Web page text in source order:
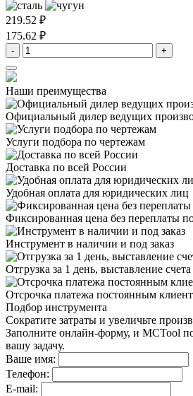
219.52 ₽
175.62 ₽
- +
Наши преимущества
Официальный дилер ведущих
Услуги подбора по чертежам
Доставка по всей России
Удобная оплата для юридических лиц
Фиксированная цена без переплаты
Инструмент в наличии и под заказ
Отгрузка за 1 день, выставление счета
Отсрочка платежа постоянным
Подбор инструмента
Сократите затраты и увеличьте
Заполните онлайн-форму, и MCTool
вашу задачу.
Ваше имя:
Телефон:
E-mail: